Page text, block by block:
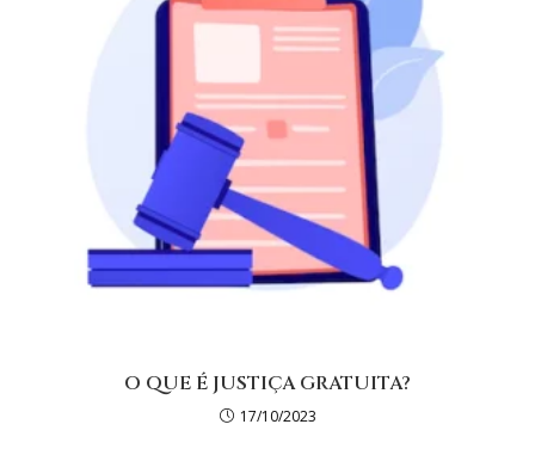
O QUE É JUSTIÇA GRATUITA?
17/10/2023